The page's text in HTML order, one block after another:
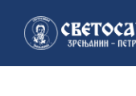
садржај